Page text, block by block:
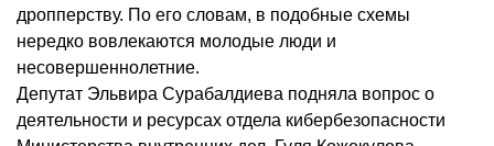
дропперству. По его словам, в подобные схемы
нередко вовлекаются молодые люди и
несовершеннолетние.
Депутат Эльвира Сурабалдиева подняла вопрос о
деятельности и ресурсах отдела кибербезопасности